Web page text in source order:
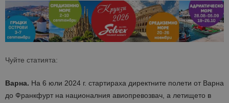
Чуйте статията:
Варна. На 6 юли 2024 г. стартираха директните полети от Варна
до Франкфурт на националния авиопревозвач, а летището в